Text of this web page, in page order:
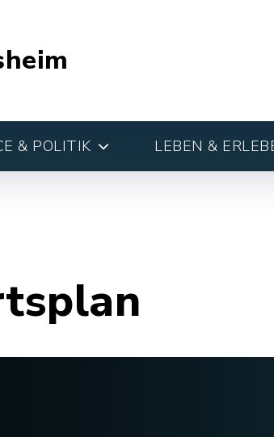
& POLITIK LEBEN &